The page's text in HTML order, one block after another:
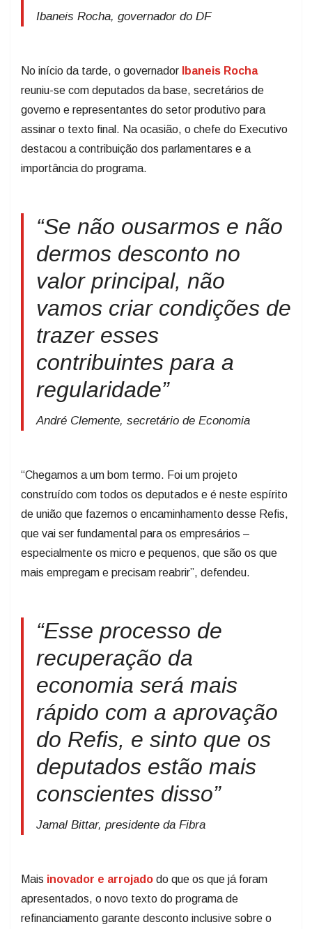
Ibaneis Rocha, governador do DF
No início da tarde, o governador
Ibaneis Rocha
reuniu-se com deputados da base, secretários de
governo e representantes do setor produtivo para
assinar o texto final. Na ocasião, o chefe do Executivo
destacou a contribuição dos parlamentares e a
importância do programa.
“Se não ousarmos e não
dermos desconto no
valor principal, não
vamos criar condições de
trazer esses
contribuintes para a
regularidade”
André Clemente, secretário de Economia
“Chegamos a um bom termo. Foi um projeto
construído com todos os deputados e é neste espírito
de união que fazemos o encaminhamento desse Refis,
que vai ser fundamental para os empresários –
especialmente os micro e pequenos, que são os que
mais empregam e precisam reabrir”, defendeu.
“Esse processo de
recuperação da
economia será mais
rápido com a aprovação
do Refis, e sinto que os
deputados estão mais
conscientes disso”
Jamal Bittar, presidente da Fibra
Mais inovador e arrojado do que os que já foram
apresentados, o novo texto do programa de
refinanciamento garante desconto inclusive sobre o